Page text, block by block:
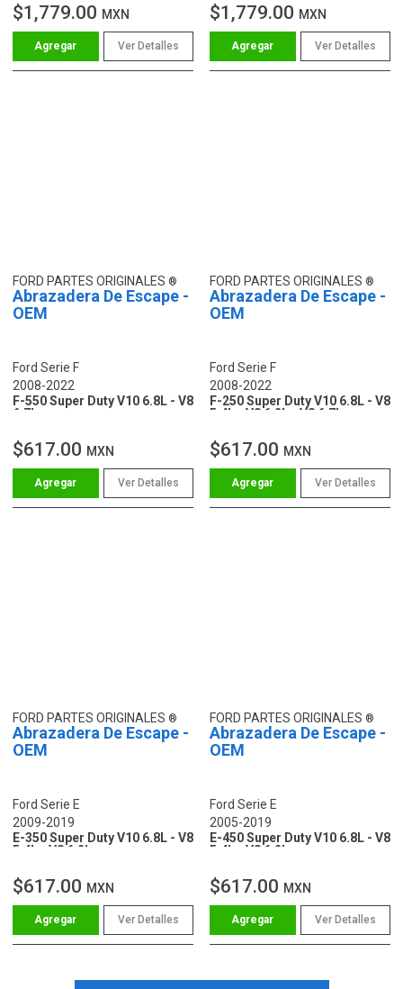
$1,779.00 MXN
Ver Detalles
$1,779.00 MXN
Ver Detalles
FORD PARTES ORIGINALES
Abrazadera De Escape -
OEM
Ford Serie F
2008-2022
F-550 Super Duty V10 6.8L - V8
6.7L
$617.00 MXN
Ver Detalles
FORD PARTES ORIGINALES
Abrazadera De Escape -
OEM
Ford Serie F
2008-2022
F-250 Super Duty V10 6.8L - V8
5.4L - V8 6.2L - V8 6.7L
$617.00 MXN
Ver Detalles
FORD PARTES ORIGINALES
Abrazadera De Escape -
OEM
Ford Serie E
2009-2019
E-350 Super Duty V10 6.8L - V8
5.4L - V8 6.2L
$617.00 MXN
Ver Detalles
FORD PARTES ORIGINALES
Abrazadera De Escape -
OEM
Ford Serie E
2005-2019
E-450 Super Duty V10 6.8L - V8
5.4L - V8 6.2L
$617.00 MXN
Ver Detalles